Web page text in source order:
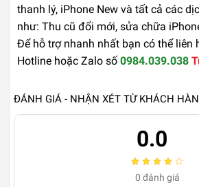
thanh lý, iPhone New và tất cả các
như: Thu cũ đổi mới, sửa chữa
Để hỗ trợ nhanh nhất bạn có thể liên
Hotline hoặc Zalo số 0984.039.038
ĐÁNH GIÁ - NHẬN XÉT TỪ KHÁCH
0.0
0 đánh giá